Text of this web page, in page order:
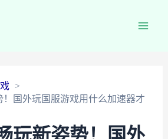
国外玩国服游戏用什么加速器才